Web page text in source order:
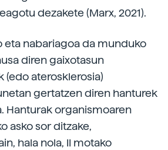
dezakete (Marx, 2021).
eta nabariagoa da munduko
diren gaixotasun
(edo aterosklerosia)
gertatzen diren hanturek
Hanturak organismoaren
asko sor ditzake,
hala nola, II motako